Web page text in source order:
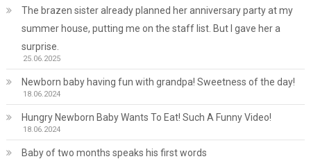
The brazen sister already planned her anniversary party at my
summer house, putting me on the staff list. But I gave her a
surprise.
25.06.2025
Newborn baby having fun with grandpa! Sweetness of the day!
18.06.2024
Hungry Newborn Baby Wants To Eat! Such A Funny Video!
18.06.2024
Baby of two months speaks his first words